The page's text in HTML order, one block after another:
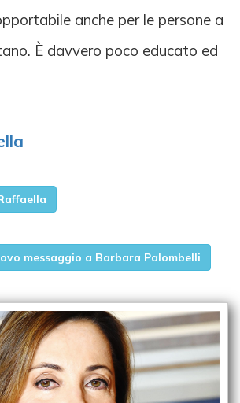
anche per le persone a
È davvero poco educato ed
messaggio a Barbara Palombelli